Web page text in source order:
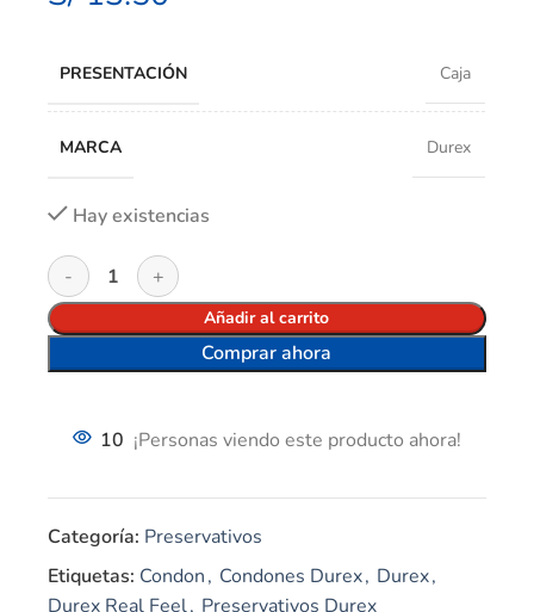
PRESENTACIÓN Caja
MARCA Durex
Hay existencias
Añadir al carrito
Comprar ahora
10 ¡Personas viendo este producto ahora!
Categoría: Preservativos
Etiquetas: Condon, Condones Durex, Durex,
Durex Real Feel, Preservativos Durex